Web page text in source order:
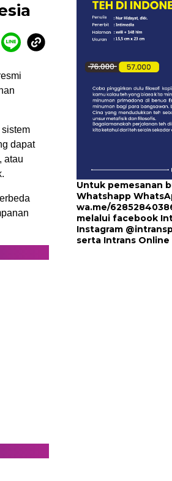
dapat
atau
Untuk pemesanan
Whatshapp
wa.me/
melalui facebook
Instagram
serta Intrans